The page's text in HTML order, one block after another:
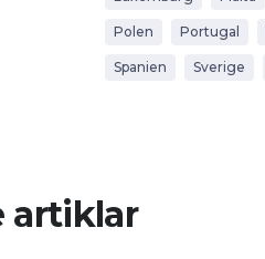
Polen Portugal
Spanien Sverige
artiklar